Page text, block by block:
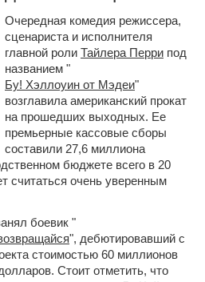
Очередная комедия режиссера,
сценариста и исполнителя
главной роли Тайлера Перри под
названием "
Бу! Хэллоуин от Мэдеи"
возглавила американский прокат
на прошедших выходных. Ее
премьерные кассовые сборы
составили 27,6 миллиона
бюджете всего в 20
считаться очень уверенным
боевик "
", дебютировавший с
стоимостью 60 миллионов
Стоит отметить, что